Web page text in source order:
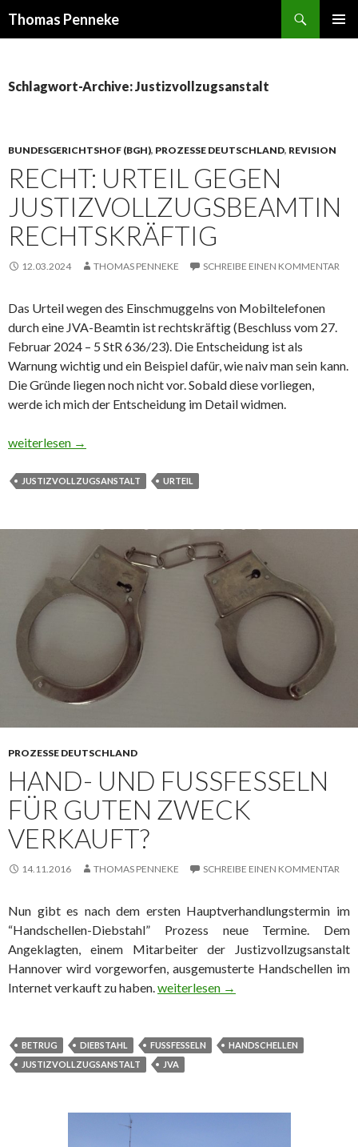
Thomas Penneke
Schlagwort-Archive: Justizvollzugsanstalt
BUNDESGERICHTSHOF (BGH), PROZESSE DEUTSCHLAND, REVISION
RECHT: URTEIL GEGEN
JUSTIZVOLLZUGSBEAMTIN
RECHTSKRÄFTIG
12.03.2024 THOMAS PENNEKE SCHREIBE EINEN KOMMENTAR
Das Urteil wegen des Einschmuggelns von Mobiltelefonen
durch eine JVA-Beamtin ist rechtskräftig (Beschluss vom 27.
Februar 2024 – 5 StR 636/23). Die Entscheidung ist als
Warnung wichtig und ein Beispiel dafür, wie naiv man sein kann.
Die Gründe liegen noch nicht vor. Sobald diese vorliegen,
werde ich mich der Entscheidung im Detail widmen.
Recht: Urteil gegen Justizvollzugsbeamtin rechtskräftig
weiterlesen →
JUSTIZVOLLZUGSANSTALT URTEIL
PROZESSE DEUTSCHLAND
HAND- UND FUSSFESSELN F
ÜR GUTEN ZWECK V
ERKAUFT?
14.11.2016 THOMAS PENNEKE SCHREIBE EINEN KOMMENTAR
Nun gibt es nach dem ersten Hauptverhandlungstermin im
“Handschellen-Diebstahl” Prozess neue Termine. Dem
Angeklagten, einem Mitarbeiter der Justizvollzugsanstalt
Hannover wird vorgeworfen, ausgemusterte Handschellen im
Internet verkauft zu haben.Hand- und Fußfesseln für guten
weiterlesen →
BETRUG DIEBSTAHL FUSSFESSELN
HANDSCHELLEN
JUSTIZVOLLZUGSANSTALT
JVA